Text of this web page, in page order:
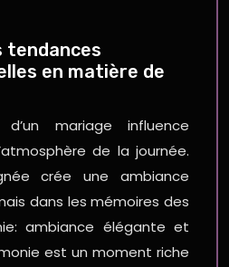
tendances
en matière de
mariage influence
de la journée.
crée une ambiance
dans les mémoires des
ambiance élégante et
est un moment riche